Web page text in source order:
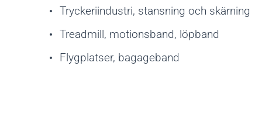
Tryckeriindustri, stansning och skärning
Treadmill, motionsband, löpband
Flygplatser, bagageband